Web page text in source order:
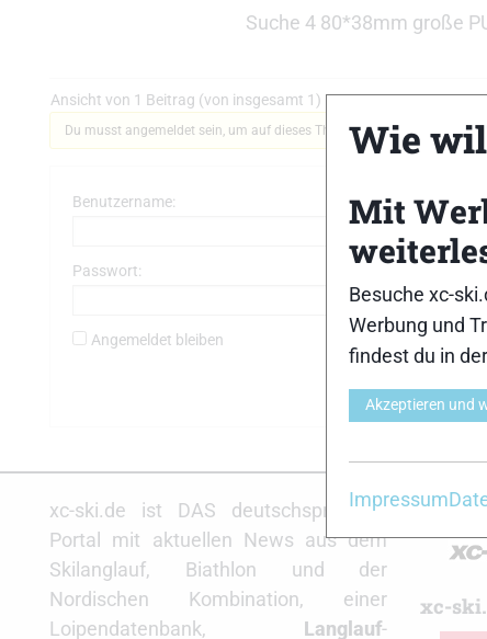
Suche 4 80*38mm große
Ansicht von 1 Beitrag (von insgesamt 1)
Du musst angemeldet sein, um auf dieses Thema antworten zu können.
Benutzername:
Passwort:
Angemeldet bleiben
xc-ski.de ist DAS deutschsprachige
Portal mit aktuellen News aus dem
Skilanglauf, Biathlon und der
Nordischen Kombination, einer
Loipendatenbank, Langlauf-
xc-
Wie
Mit
Besuche xc-
Werbung und
findest du in der
Akzeptieren und
Impressum